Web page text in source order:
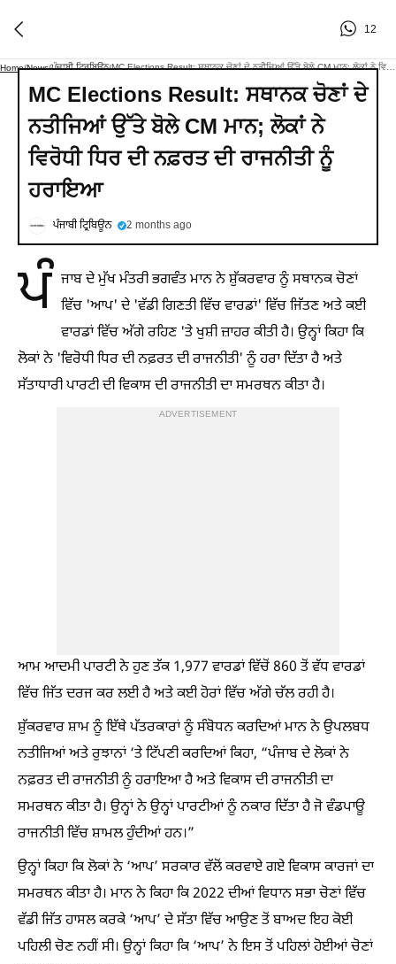
12
Home/News/ਪੰਜਾਬੀ ਟ੍ਰਿਬਿਊਨ/ MC Elections Result: ਸਥਾਨਕ ਚੋਣਾਂ ਦੇ ਨਤੀਜਿਆਂ ਉੱਤੇ ਬੋਲੇ CM ਮਾਨ; ਲੋਕਾਂ ਨੇ ਵਿਰੋਧੀ ਧਿਰ ਦੀ ਨਫ਼ਰਤ ਦੀ ਰਾਜਨੀਤੀ ਨੂੰ ਹਰਾਇਆ
MC Elections Result: ਸਥਾਨਕ ਚੋਣਾਂ ਦੇ
ਨਤੀਜਿਆਂ ਉੱਤੇ ਬੋਲੇ CM ਮਾਨ; ਲੋਕਾਂ ਨੇ
ਵਿਰੋਧੀ ਧਿਰ ਦੀ ਨਫ਼ਰਤ ਦੀ ਰਾਜਨੀਤੀ ਨੂੰ
ਹਰਾਇਆ
ਪੰਜਾਬੀ ਟ੍ਰਿਬਿਊਨ 2 months ago
ਪੰ ਜਾਬ ਦੇ ਮੁੱਖ ਮੰਤਰੀ ਭਗਵੰਤ ਮਾਨ ਨੇ ਸ਼ੁੱਕਰਵਾਰ ਨੂੰ ਸਥਾਨਕ ਚੋਣਾਂ
ਵਿੱਚ 'ਆਪ' ਦੇ 'ਵੱਡੀ ਗਿਣਤੀ ਵਿੱਚ ਵਾਰਡਾਂ' ਵਿੱਚ ਜਿੱਤਣ ਅਤੇ ਕਈ
ਵਾਰਡਾਂ ਵਿੱਚ ਅੱਗੇ ਰਹਿਣ 'ਤੇ ਖੁਸ਼ੀ ਜ਼ਾਹਰ ਕੀਤੀ ਹੈ। ਉਨ੍ਹਾਂ ਕਿਹਾ ਕਿ
ਲੋਕਾਂ ਨੇ 'ਵਿਰੋਧੀ ਧਿਰ ਦੀ ਨਫ਼ਰਤ ਦੀ ਰਾਜਨੀਤੀ' ਨੂੰ ਹਰਾ ਦਿੱਤਾ ਹੈ ਅਤੇ
ਸੱਤਾਧਾਰੀ ਪਾਰਟੀ ਦੀ ਵਿਕਾਸ ਦੀ ਰਾਜਨੀਤੀ ਦਾ ਸਮਰਥਨ ਕੀਤਾ ਹੈ।
ADVERTISEMENT
ਆਮ ਆਦਮੀ ਪਾਰਟੀ ਨੇ ਹੁਣ ਤੱਕ 1,977 ਵਾਰਡਾਂ ਵਿੱਚੋਂ 860 ਤੋਂ ਵੱਧ ਵਾਰਡਾਂ
ਵਿੱਚ ਜਿੱਤ ਦਰਜ ਕਰ ਲਈ ਹੈ ਅਤੇ ਕਈ ਹੋਰਾਂ ਵਿੱਚ ਅੱਗੇ ਚੱਲ ਰਹੀ ਹੈ।
ਸ਼ੁੱਕਰਵਾਰ ਸ਼ਾਮ ਨੂੰ ਇੱਥੇ ਪੱਤਰਕਾਰਾਂ ਨੂੰ ਸੰਬੋਧਨ ਕਰਦਿਆਂ ਮਾਨ ਨੇ ਉਪਲਬਧ
ਨਤੀਜਿਆਂ ਅਤੇ ਰੁਝਾਨਾਂ ‘ਤੇ ਟਿੱਪਣੀ ਕਰਦਿਆਂ ਕਿਹਾ, “ਪੰਜਾਬ ਦੇ ਲੋਕਾਂ ਨੇ
ਨਫ਼ਰਤ ਦੀ ਰਾਜਨੀਤੀ ਨੂੰ ਹਰਾਇਆ ਹੈ ਅਤੇ ਵਿਕਾਸ ਦੀ ਰਾਜਨੀਤੀ ਦਾ
ਸਮਰਥਨ ਕੀਤਾ ਹੈ। ਉਨ੍ਹਾਂ ਨੇ ਉਨ੍ਹਾਂ ਪਾਰਟੀਆਂ ਨੂੰ ਨਕਾਰ ਦਿੱਤਾ ਹੈ ਜੋ ਵੰਡਪਾਊ
ਰਾਜਨੀਤੀ ਵਿੱਚ ਸ਼ਾਮਲ ਹੁੰਦੀਆਂ ਹਨ।”
ਉਨ੍ਹਾਂ ਕਿਹਾ ਕਿ ਲੋਕਾਂ ਨੇ ‘ਆਪ’ ਸਰਕਾਰ ਵੱਲੋਂ ਕਰਵਾਏ ਗਏ ਵਿਕਾਸ ਕਾਰਜਾਂ ਦਾ
ਸਮਰਥਨ ਕੀਤਾ ਹੈ। ਮਾਨ ਨੇ ਕਿਹਾ ਕਿ 2022 ਦੀਆਂ ਵਿਧਾਨ ਸਭਾ ਚੋਣਾਂ ਵਿੱਚ
ਵੱਡੀ ਜਿੱਤ ਹਾਸਲ ਕਰਕੇ ‘ਆਪ’ ਦੇ ਸੱਤਾ ਵਿੱਚ ਆਉਣ ਤੋਂ ਬਾਅਦ ਇਹ ਕੋਈ
ਪਹਿਲੀ ਚੋਣ ਨਹੀਂ ਸੀ। ਉਨ੍ਹਾਂ ਕਿਹਾ ਕਿ ‘ਆਪ’ ਨੇ ਇਸ ਤੋਂ ਪਹਿਲਾਂ ਹੋਈਆਂ ਚੋਣਾਂ